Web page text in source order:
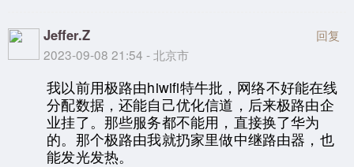
Jeffer.Z
2023-09-08 21:54 - 北京市
回复
我以前用极路由hiwifi特牛批，网络不好能在线
分配数据，还能自己优化信道，后来极路由企
业挂了。那些服务都不能用，直接换了华为
的。那个极路由我就扔家里做中继路由器，也
能发光发热。